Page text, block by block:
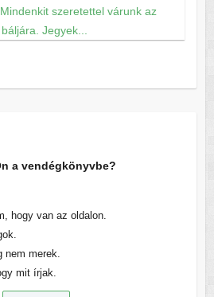
szeretettel várunk az
Jegyek...
a vendégkönyvbe?
hogy van az oldalon.
nem merek.
mit írjak.